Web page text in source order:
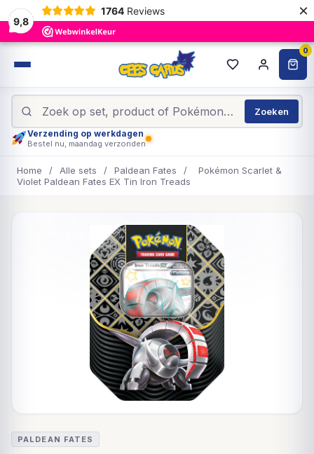
9,8
1764 Reviews ×
0
Zoeken
Verzending op werkdagen
Bestel nu, maandag verzonden
Home / Alle sets / Paldean Fates /
Pokémon Scarlet &
Violet Paldean Fates EX Tin Iron Treads
PALDEAN FATES